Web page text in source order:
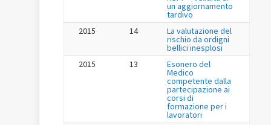
un aggiornamento
tardivo
2015
14 La valutazione del
rischio da ordigni
bellici inesplosi
2015
13 Esonero del
Medico
competente dalla
partecipazione ai
corsi di
formazione per i
lavoratori